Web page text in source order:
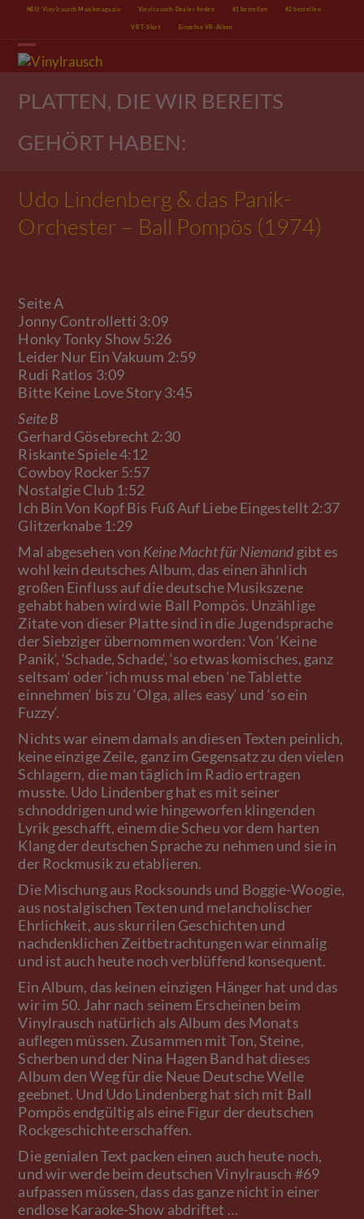
content
NEU: Vinylrausch Musikmagazin Vinylrausch-Dealer finden #1 bestellen #2 bestellen
VR T-Shirt Einzelne VR-Alben
Open
mobile
menu
Close
mobile
menu
PLATTEN, DIE WIR BEREITS
GEHÖRT HABEN:
Udo Lindenberg & das Panik-
Orchester – Ball Pompös (1974)
Seite A
Jonny Controlletti 3:09
Honky Tonky Show 5:26
Leider Nur Ein Vakuum 2:59
Rudi Ratlos 3:09
Bitte Keine Love Story 3:45
Seite B
Gerhard Gösebrecht 2:30
Riskante Spiele 4:12
Cowboy Rocker 5:57
Nostalgie Club 1:52
Ich Bin Von Kopf Bis Fuß Auf Liebe Eingestellt 2:37
Glitzerknabe 1:29
Mal abgesehen von Keine Macht für Niemand gibt es
wohl kein deutsches Album, das einen ähnlich
großen Einfluss auf die deutsche Musikszene
gehabt haben wird wie Ball Pompös. Unzählige
Zitate von dieser Platte sind in die Jugendsprache
der Siebziger übernommen worden: Von ‘Keine
Panik‘, ‘Schade, Schade‘, ‘so etwas komisches, ganz
seltsam‘ oder ‘ich muss mal eben ‘ne Tablette
einnehmen‘ bis zu ‘Olga, alles easy‘ und ‘so ein
Fuzzy‘.
Nichts war einem damals an diesen Texten peinlich,
keine einzige Zeile, ganz im Gegensatz zu den vielen
Schlagern, die man täglich im Radio ertragen
musste. Udo Lindenberg hat es mit seiner
schnoddrigen und wie hingeworfen klingenden
Lyrik geschafft, einem die Scheu vor dem harten
Klang der deutschen Sprache zu nehmen und sie in
der Rockmusik zu etablieren.
Die Mischung aus Rocksounds und Boggie-Woogie,
aus nostalgischen Texten und melancholischer
Ehrlichkeit, aus skurrilen Geschichten und
nachdenklichen Zeitbetrachtungen war einmalig
und ist auch heute noch verblüffend konsequent.
Ein Album, das keinen einzigen Hänger hat und das
wir im 50. Jahr nach seinem Erscheinen beim
Vinylrausch natürlich als Album des Monats
auflegen müssen. Zusammen mit Ton, Steine,
Scherben und der Nina Hagen Band hat dieses
Album den Weg für die Neue Deutsche Welle
geebnet. Und Udo Lindenberg hat sich mit Ball
Pompös endgültig als eine Figur der deutschen
Rockgeschichte erschaffen.
Die genialen Text packen einen auch heute noch,
und wir werde beim deutschen Vinylrausch #69
aufpassen müssen, dass das ganze nicht in einer
endlose Karaoke-Show abdriftet …